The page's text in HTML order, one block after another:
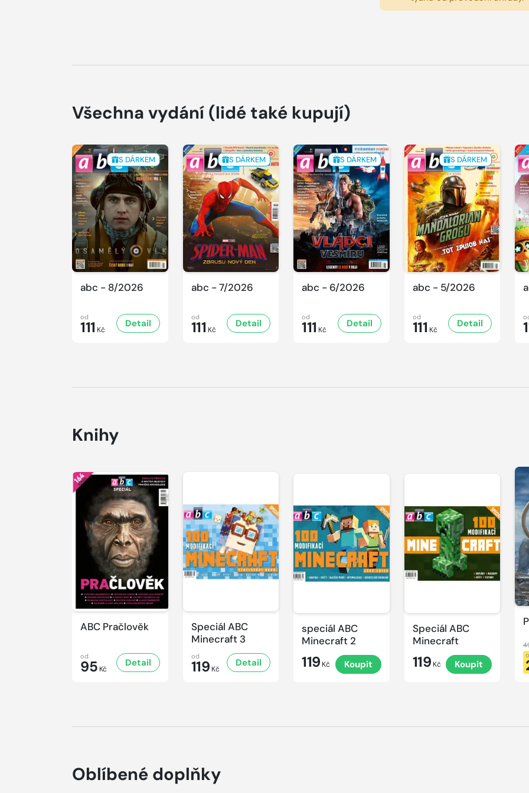
Všechna vydání (lidé také kupují)
S DÁRKEM
abc - 8/2026
od
111 Kč
Detail
S DÁRKEM
abc - 7/2026
od
111 Kč
Detail
S DÁRKEM
abc - 6/2026
od
111 Kč
Detail
S DÁRKEM
abc - 5/2026
od
111 Kč
Detail
Knihy
ABC Pračlověk
od
95 Kč
Detail
Speciál ABC
Minecraft 3
od
119 Kč
Detail
speciál ABC
Minecraft 2
119 Kč Koupit
Speciál ABC
Minecraft
119 Kč Koupit
Oblíbené doplňky